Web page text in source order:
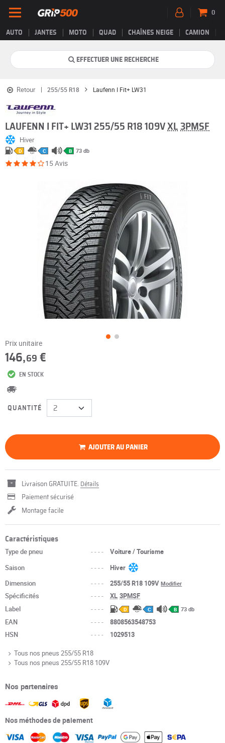
AUTO JANTES MOTO QUAD CHAÎNES NEIGE CAMION
0
EFFECTUER UNE RECHERCHE
Retour 255/55 R18 Laufenn I Fit+ LW31
LAUFENN I FIT+ LW31 255/55 R18 109V XL 3PMSF
Hiver
D C B 73 db
15 Avis
Prix unitaire
146,69 €
EN STOCK
QUANTITÉ
AJOUTER AU PANIER
Livraison GRATUITE. Détails
Paiement sécurisé
Montage facile
Caractéristiques
Type de pneu ----
Voiture / Tourisme
Saison
----
Hiver
Dimension
---- 255/55 R18 109VModifier
Spécificités ---- XL 3PMSF
Label
---- D C B 73 db
EAN ----
8808563548753
HSN
---- 1029513
Tous nos pneus 255/55 R18
Tous nos pneus 255/55 R18 109V
Nos partenaires
Nos méthodes de paiement